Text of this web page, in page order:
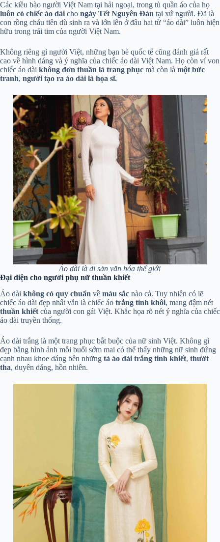
Các kiều bào người Việt Nam tại hải ngoại, trong tủ quần áo của họ
luôn có chiếc áo dài cho ngày Tết Nguyên Đán tại xứ người. Đã là
con rồng cháu tiên dù sinh ra và lớn lên ở đâu hai từ “áo dài” luôn hiện
hữu trong trái tim của người Việt Nam.
Không riêng gì người Việt, những bạn bè quốc tế cũng đánh giá rất
cao về hình dáng và ý nghĩa của chiếc áo dài Việt Nam. Họ còn ví von
chiếc áo dài không đơn thuần là trang phục mà còn là một bức
tranh, người tạo ra áo dài là họa sĩ.
Áo dài là di sản văn hóa thế giới
Đại diện cho người phụ nữ thuần khiết
Áo dài không có quy chuẩn về màu sắc nào cả. Tuy nhiên có lẽ
chiếc áo dài đẹp nhất vẫn là chiếc áo trắng tinh khôi, mang đậm nét
thuần khiết của người con gái Việt. Khắc họa rõ nét ý nghĩa của chiếc
áo dài truyền thống.
Áo dài trắng là một trang phục bắt buộc của nữ sinh Việt. Không gì
đẹp bằng hình ảnh mỗi buổi sớm mai có thể thấy những nữ sinh đứng
cạnh nhau khoe dáng bên những tà áo dài trắng tinh khiết, thướt
tha, duyên dáng, hồn nhiên.